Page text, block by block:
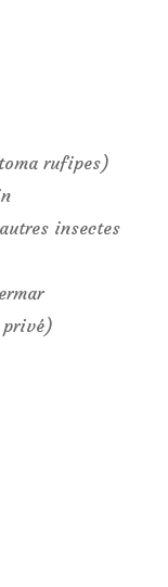
rufipes)
insectes